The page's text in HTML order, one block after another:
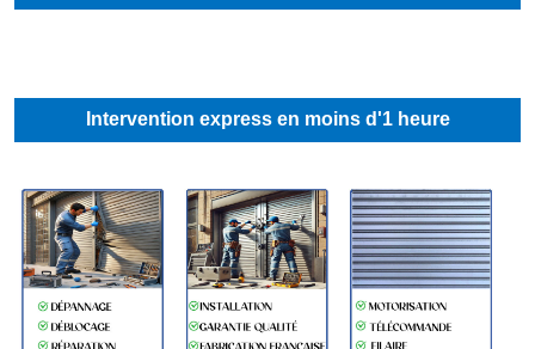
Intervention express en moins d'1 heure